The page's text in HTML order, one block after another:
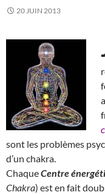
20 JUIN 2013
sont les problèmes
d’un chakra.
ChaqueCentre
Chakra) est en fait